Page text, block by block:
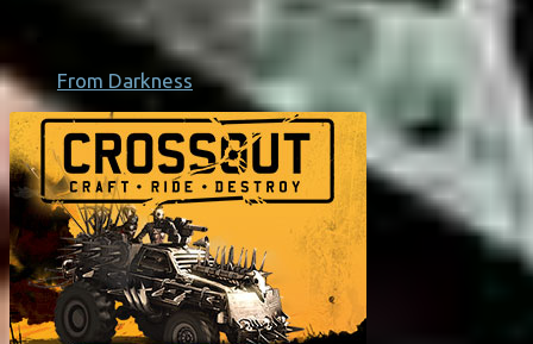
From Darkness